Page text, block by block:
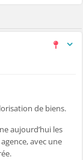
de biens.
aujourd’hui les
avec une